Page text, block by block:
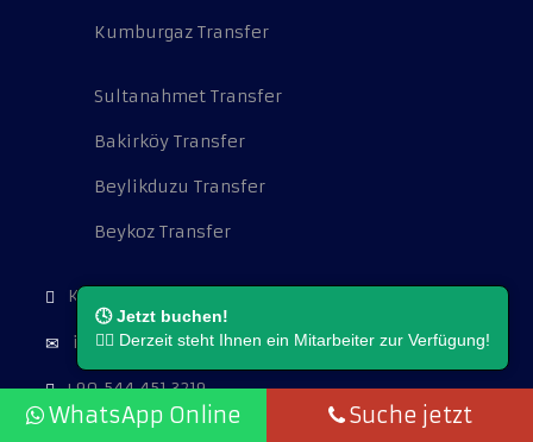
🕓 Jetzt buchen!
👨‍⚖️ Derzeit steht Ihnen ein Mitarbeiter zur Verfügung!
WhatsApp Online Suche jetzt
Kumburgaz Transfer
Sultanahmet Transfer
Bakirköy Transfer
Beylikduzu Transfer
Beykoz Transfer
Kocatepe Mah. Cambazoğlu Sok. No:16.
info@flughafentransferistanbul.de
+90 544 451 3219